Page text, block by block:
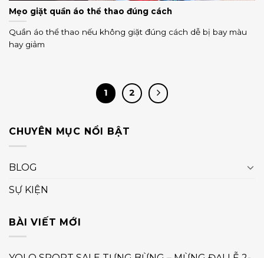
Mẹo giặt quần áo thể thao đúng cách
Quần áo thể thao nếu không giặt đúng cách dễ bị bay màu
hay giảm
1 2
CHUYÊN MỤC NỔI BẬT
BLOG
SỰ KIỆN
BÀI VIẾT MỚI